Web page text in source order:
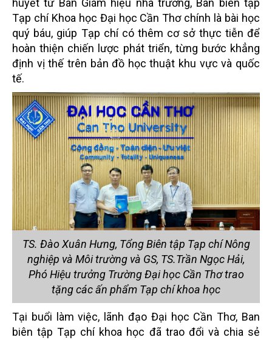
huyết từ Ban Giám hiệu nhà trường, Ban biên tập
Tạp chí Khoa học Đại học Cần Thơ chính là bài học
quý báu, giúp Tạp chí có thêm cơ sở thực tiễn để
hoàn thiện chiến lược phát triển, từng bước khẳng
định vị thế trên bản đồ học thuật khu vực và quốc
tế.
TS. Đào Xuân Hưng, Tổng Biên tập Tạp chí Nông
nghiệp và Môi trường và GS, TS.Trần Ngọc Hải,
Phó Hiệu trưởng Trường Đại học Cần Thơ trao
tặng các ấn phẩm Tạp chí khoa học
Tại buổi làm việc, lãnh đạo Đại học Cần Thơ, Ban
biên tập Tạp chí khoa học đã trao đổi và chia sẻ